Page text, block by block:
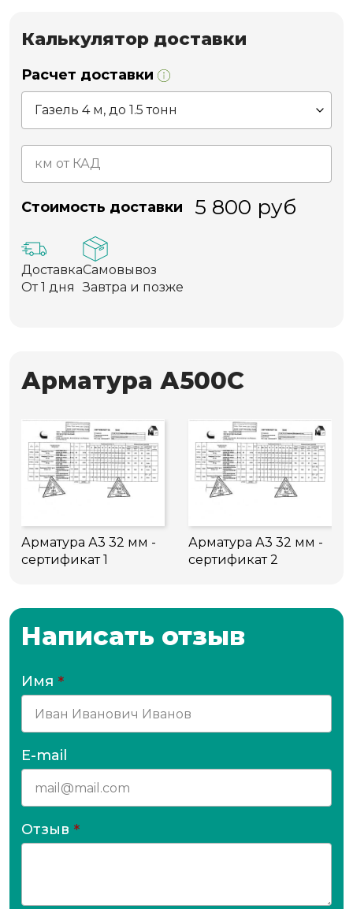
Калькулятор доставки
Расчет доставки
Стоимость доставки 5 800 руб
Доставка
От 1 дня
Самовывоз
Завтра и позже
Арматура А500С
Арматура А3 32 мм -
сертификат 1
Арматура А3 32 мм -
сертификат 2
Написать отзыв
Имя *
E-mail
Отзыв *